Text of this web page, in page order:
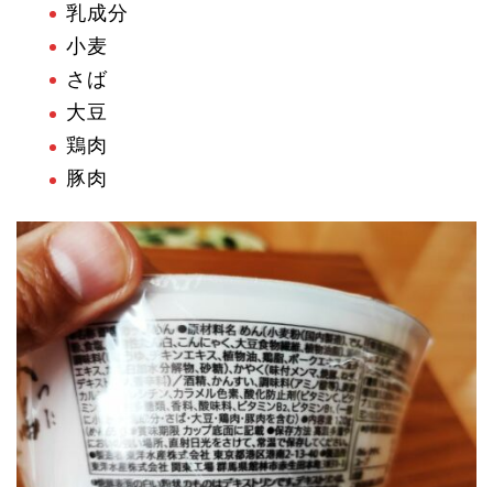
乳成分
小麦
さば
大豆
鶏肉
豚肉